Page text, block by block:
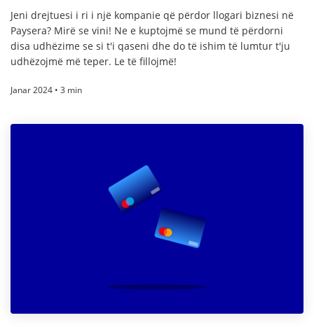
Jeni drejtuesi i ri i një kompanie që përdor llogari biznesi në
Paysera? Mirë se vini! Ne e kuptojmë se mund të përdorni
disa udhëzime se si t'i qaseni dhe do të ishim të lumtur t'ju
udhëzojmë më teper. Le të fillojmë!
Janar 2024 • 3 min